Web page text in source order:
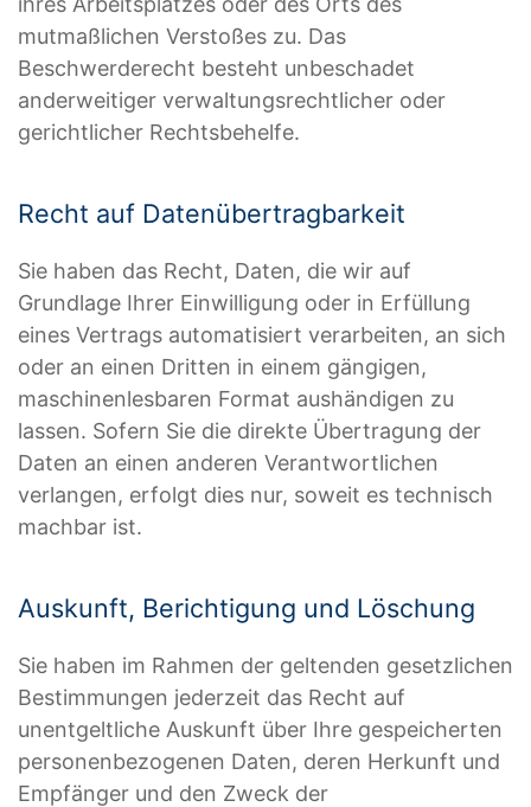
mutmaßlichen Verstoßes zu. Das
Beschwerderecht besteht unbeschadet
anderweitiger verwaltungsrechtlicher oder
gerichtlicher Rechtsbehelfe.
Recht auf Daten­übertrag­barkeit
Sie haben das Recht, Daten, die wir auf
Grundlage Ihrer Einwilligung oder in Erfüllung
eines Vertrags automatisiert verarbeiten, an sich
oder an einen Dritten in einem gängigen,
maschinenlesbaren Format aushändigen zu
lassen. Sofern Sie die direkte Übertragung der
Daten an einen anderen Verantwortlichen
verlangen, erfolgt dies nur, soweit es technisch
machbar ist.
Auskunft, Berichtigung und Löschung
Sie haben im Rahmen der geltenden gesetzlichen
Bestimmungen jederzeit das Recht auf
unentgeltliche Auskunft über Ihre gespeicherten
personenbezogenen Daten, deren Herkunft und
Empfänger und den Zweck der